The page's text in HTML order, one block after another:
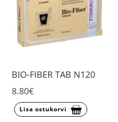
BIO-FIBER TAB N120
8.80€
Lisa ostukorvi